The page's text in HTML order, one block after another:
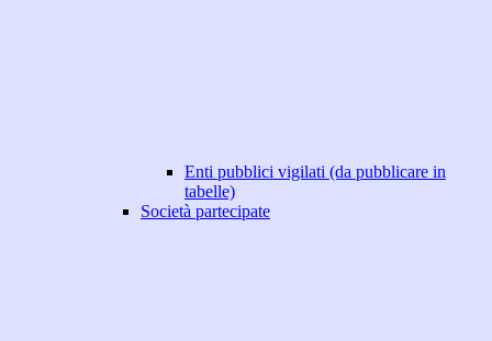
Enti pubblici vigilati (da pubblicare in
tabelle)
Società partecipate